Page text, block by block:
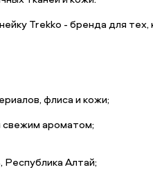
Trekko - бренда для тех,
флиса и кожи;
свежим ароматом;
Республика Алтай;